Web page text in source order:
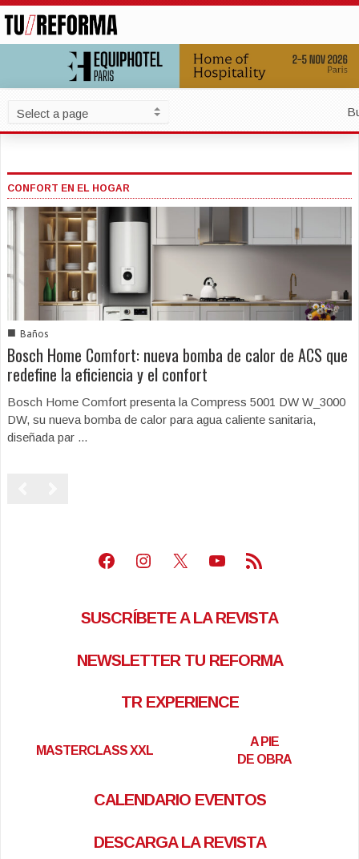
CONFORT EN EL HOGAR
■ Baños
Bosch Home Comfort: nueva bomba de calor de ACS que
redefine la eficiencia y el confort
Bosch Home Comfort presenta la Compress 5001 DW W_3000
DW, su nueva bomba de calor para agua caliente sanitaria,
diseñada par ...
Facebook
Instagram
X Youtube
Feed RSS
SUSCRÍBETE A LA REVISTA
NEWSLETTER TU REFORMA
TR EXPERIENCE
MASTERCLASS XXL
A PIE
DE OBRA
CALENDARIO EVENTOS
DESCARGA LA REVISTA